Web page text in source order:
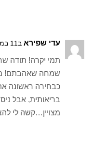
עדי שפירא ב11 במאי 2020 ב13:23
תמי יקרה! תודה
שמחה שאהבתם!
כבחירה ראשונה
בריאותית, אבל
מצויין…קשה לי